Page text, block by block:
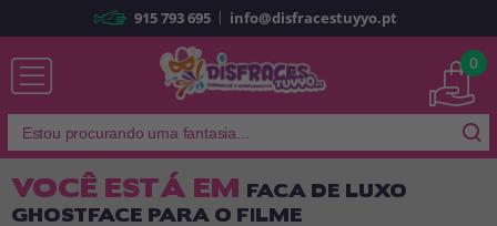
Já sou cliente
Lembrar-me Esqueceu sua senha?
915 793 695 | info@disfracestuyyo.pt
0
VOCÊ ESTÁ EM FACA DE LUXO
GHOSTFACE PARA O FILME